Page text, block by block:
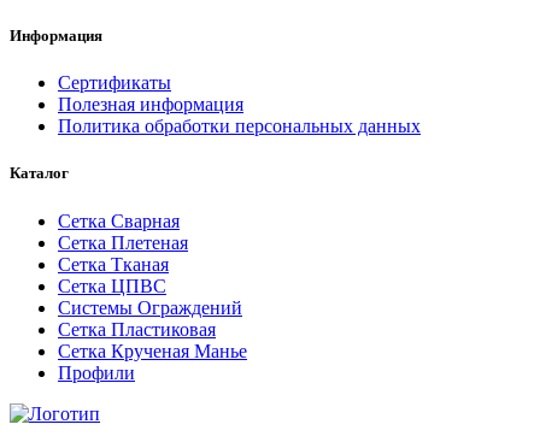
Информация
Сертификаты
Полезная информация
Политика обработки персональных данных
Каталог
Сетка Сварная
Сетка Плетеная
Сетка Тканая
Сетка ЦПВС
Системы Ограждений
Сетка Пластиковая
Сетка Крученая Манье
Профили